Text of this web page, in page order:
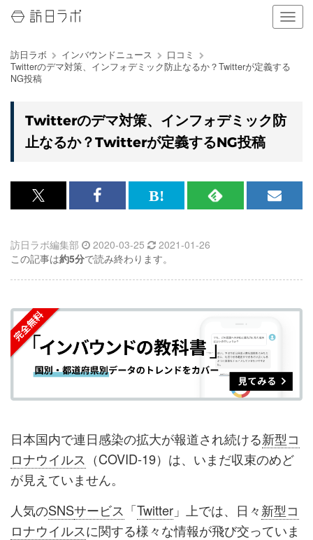
ナ
ビ
ー
シ
訪日ラボ インバウンドニュース
口コミ
Twitterのデマ対策、インフォデミック防止なるか？Twitterが定義する
NG投稿
Twitterのデマ対策、インフォデミック防
止なるか？Twitterが定義するNG投稿
x<br>
記
事
シ
ェ
ア
す
る
Facebook<br>
記
事
シ
ェ
ア
す
る
は
な
ブ
ク
マ
ー
ク
に
加
RSS
購
読
す
る
メ
録
す
訪日ラボ編集部 2020-03-25
2021-01-26
この記事は約5分で読み終わります。
日本国内で連日感染の拡大が報道され続ける新型コ
ロナウイルス （COVID-19）は、いまだ収束のめど
が見えていません。
人気のSNSサービス 「Twitter 」上では、日々新型コ
ロナウイルスに関する様々な情報が飛び交っていま